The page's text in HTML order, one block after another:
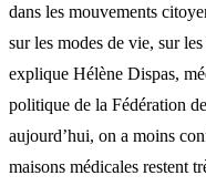
dans les mouvements
sur les modes de vie, sur
explique Hélène Dispas,
politique de la Fédération
aujourd’hui, on a moins
maisons médicales restent